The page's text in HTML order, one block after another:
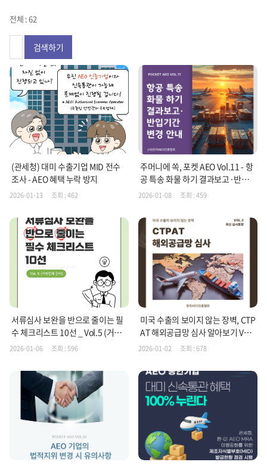
전체 : 62
검색하기
(관세청) 대미 수출기업 MID 전수
조사 - AEO 혜택 누락 방지
2026-01-13 조회 : 462
주머니에 쏙, 포켓 AEO Vol.11 - 항
공 특송 화물 하기 결과보고·반입
기간 변경 안내
2026-01-08 조회 : 459
서류심사 보완을 반으로 줄이는 필
수 체크리스트 10선 _ Vol.5 (거래
업체관리편)
2026-01-06 조회 : 596
미국 수출의 보이지 않는 장벽, CTP
AT 해외공급망 심사 알아보기 Vol.
2
2026-01-02 조회 : 678